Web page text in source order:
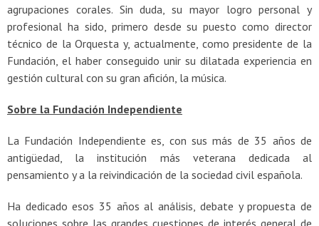
agrupaciones corales. Sin duda, su mayor logro personal y
profesional ha sido, primero desde su puesto como director
técnico de la Orquesta y, actualmente, como presidente de la
Fundación, el haber conseguido unir su dilatada experiencia en
gestión cultural con su gran afición, la música.
Sobre la Fundación Independiente
La Fundación Independiente es, con sus más de 35 años de
antigüedad, la institución más veterana dedicada al
pensamiento y a la reivindicación de la sociedad civil española.
Ha dedicado esos 35 años al análisis, debate y propuesta de
soluciones sobre las grandes cuestiones de interés general de